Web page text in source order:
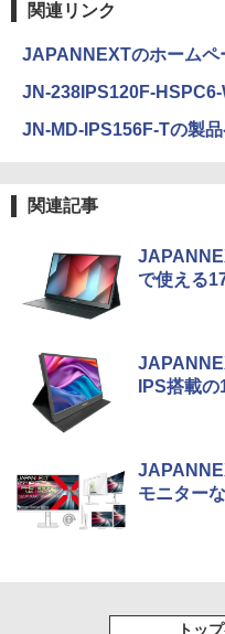
関連リンク
JAPANNEXTのホームペ
JN-238IPS120F-
JN-MD-IPS156F-Tの製
関連記事
で使える
IPS搭載
モニター
トッ